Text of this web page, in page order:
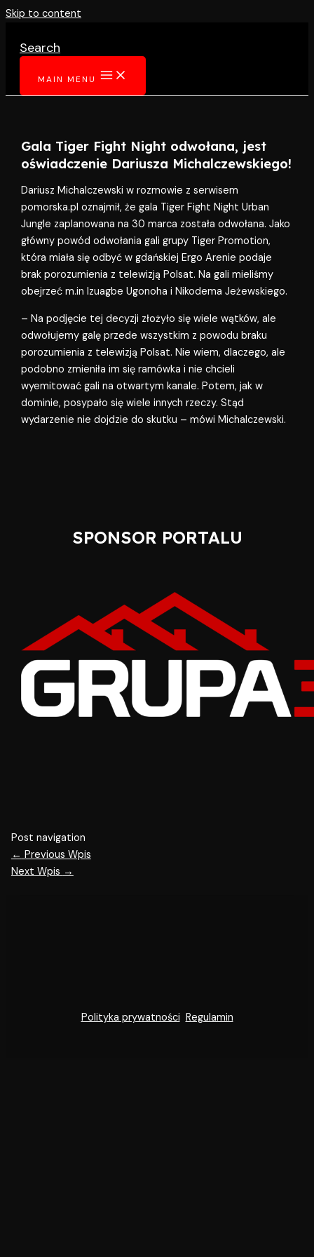
Skip to content
Search
MAIN MENU
Gala Tiger Fight Night odwołana, jest
oświadczenie Dariusza Michalczewskiego!
Dariusz Michalczewski w rozmowie z serwisem
pomorska.pl oznajmił, że gala Tiger Fight Night Urban
Jungle zaplanowana na 30 marca została odwołana. Jako
główny powód odwołania gali grupy Tiger Promotion,
która miała się odbyć w gdańskiej Ergo Arenie podaje
brak porozumienia z telewizją Polsat. Na gali mieliśmy
obejrzeć m.in Izuagbe Ugonoha i Nikodema Jeżewskiego.
– Na podjęcie tej decyzji złożyło się wiele wątków, ale
odwołujemy galę przede wszystkim z powodu braku
porozumienia z telewizją Polsat. Nie wiem, dlaczego, ale
podobno zmieniła im się ramówka i nie chcieli
wyemitować gali na otwartym kanale. Potem, jak w
dominie, posypało się wiele innych rzeczy. Stąd
wydarzenie nie dojdzie do skutku – mówi Michalczewski.
SPONSOR PORTALU
Post navigation
← Previous Wpis
Next Wpis →
Polityka prywatności Regulamin